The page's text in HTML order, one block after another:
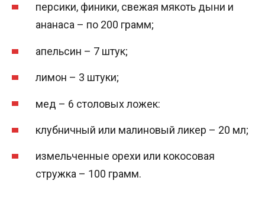
персики, финики, свежая мякоть дыни и
ананаса – по 200 грамм;
апельсин – 7 штук;
лимон – 3 штуки;
мед – 6 столовых ложек:
клубничный или малиновый ликер – 20 мл;
измельченные орехи или кокосовая
стружка – 100 грамм.